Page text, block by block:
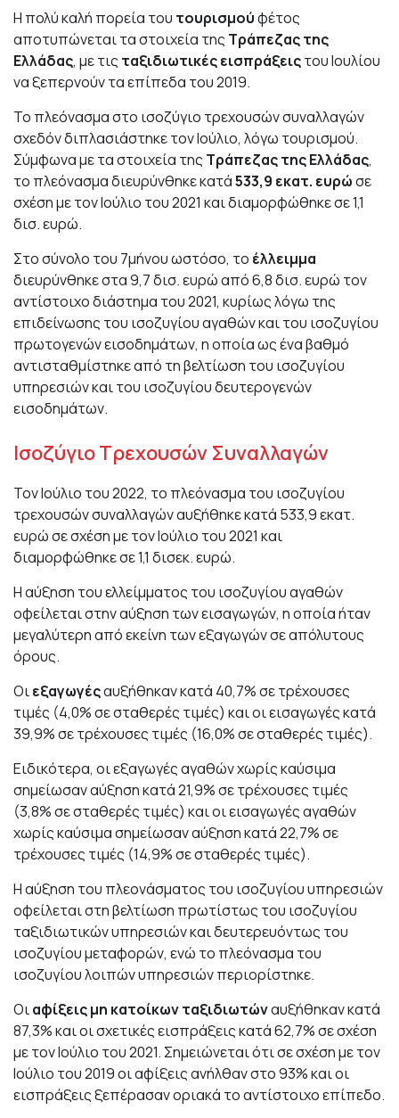
Η πολύ καλή πορεία του τουρισμούφέτος
αποτυπώνεται τα στοιχεία της Τράπεζας της
Ελλάδας, με τις ταξιδιωτικές εισπράξειςτου Ιουλίου
να ξεπερνούν τα επίπεδα του 2019.
To πλεόνασμα στο ισοζύγιο τρεχουσών συναλλαγών
σχεδόν διπλασιάστηκε τον Ιούλιο, λόγω τουρισμού.
Σύμφωνα με τα στοιχεία της Τράπεζας της Ελλάδας,
το πλεόνασμα διευρύνθηκε κατά533,9 εκατ. ευρώσε
σχέση με τον Ιούλιο του 2021 και διαμορφώθηκε σε 1,1
δισ. ευρώ.
Στο σύνολο του 7μήνου ωστόσο, το έλλειμμα
διευρύνθηκε στα 9,7 δισ. ευρώ από 6,8 δισ. ευρώ τον
αντίστοιχο διάστημα του 2021, κυρίως λόγω της
επιδείνωσης του ισοζυγίου αγαθών και του ισοζυγίου
πρωτογενών εισοδημάτων, η οποία ως ένα βαθμό
αντισταθμίστηκε από τη βελτίωση του ισοζυγίου
υπηρεσιών και του ισοζυγίου δευτερογενών
εισοδημάτων.
Ισοζύγιο Τρεχουσών Συναλλαγών
Τον Ιούλιο του 2022, το πλεόνασμα του ισοζυγίου
τρεχουσών συναλλαγών αυξήθηκε κατά 533,9 εκατ.
ευρώ σε σχέση με τον Ιούλιο του 2021 και
διαμορφώθηκε σε 1,1 δισεκ. ευρώ.
Η αύξηση του ελλείμματος του ισοζυγίου αγαθών
οφείλεται στην αύξηση των εισαγωγών, η οποία ήταν
μεγαλύτερη από εκείνη των εξαγωγών σε απόλυτους
όρους.
Οιεξαγωγέςαυξήθηκαν κατά 40,7% σε τρέχουσες
τιμές (4,0% σε σταθερές τιμές) και οι εισαγωγές κατά
39,9% σε τρέχουσες τιμές (16,0% σε σταθερές τιμές).
Ειδικότερα, οι εξαγωγές αγαθών χωρίς καύσιμα
σημείωσαν αύξηση κατά 21,9% σε τρέχουσες τιμές
(3,8% σε σταθερές τιμές) και οι εισαγωγές αγαθών
χωρίς καύσιμα σημείωσαν αύξηση κατά 22,7% σε
τρέχουσες τιμές (14,9% σε σταθερές τιμές).
Η αύξηση του πλεονάσματος του ισοζυγίου υπηρεσιών
οφείλεται στη βελτίωση πρωτίστως του ισοζυγίου
ταξιδιωτικών υπηρεσιών και δευτερευόντως του
ισοζυγίου μεταφορών, ενώ το πλεόνασμα του
ισοζυγίου λοιπών υπηρεσιών περιορίστηκε.
Οιαφίξεις μη κατοίκων ταξιδιωτώναυξήθηκαν κατά
87,3% και οι σχετικές εισπράξεις κατά 62,7% σε σχέση
με τον Ιούλιο του 2021. Σημειώνεται ότι σε σχέση με τον
Ιούλιο του 2019 οι αφίξεις ανήλθαν στο 93% και οι
εισπράξεις ξεπέρασαν οριακά το αντίστοιχο επίπεδο.